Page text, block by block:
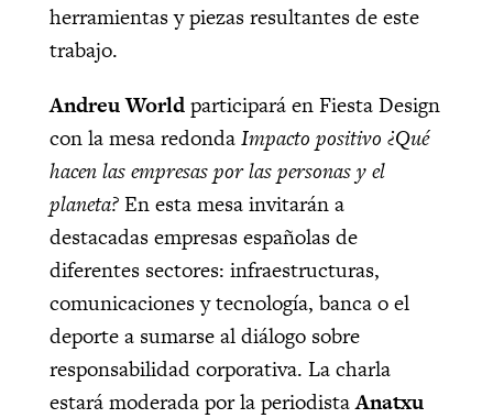
herramientas y piezas resultantes de este
trabajo.
Andreu Worldparticipará en Fiesta Design
con la mesa redondaImpacto positivo ¿Qué
hacen las empresas por las personas y el
planeta?En esta mesa invitarán a
destacadas empresas españolas de
diferentes sectores: infraestructuras,
comunicaciones y tecnología, banca o el
deporte a sumarse al diálogo sobre
responsabilidad corporativa. La charla
estará moderada por la periodistaAnatxu